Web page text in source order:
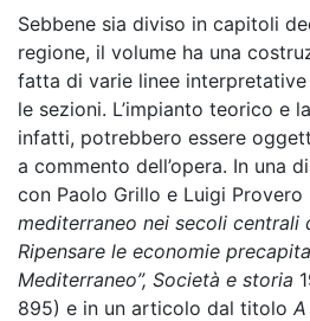
Sebbene sia diviso in capitoli
regione, il volume ha una
fatta di varie linee
le sezioni. L’impianto teorico e
infatti, potrebbero essere
a commento dell’opera. In una
con Paolo Grillo e Luigi Provero
mediterraneo nei secoli centrali
Ripensare le economie
Mediterraneo”, Società e storia
895) e in un articolo dal titolo